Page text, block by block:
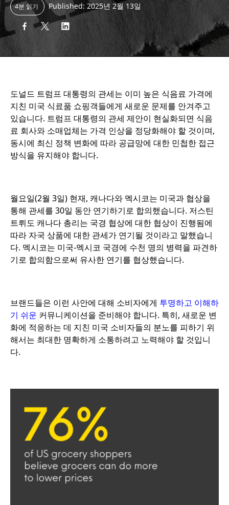
4분 읽기 Published: 2025년 2월 13일
도널드 트럼프 대통령의 관세는 이미 높은 식음료 가격에
지친 미국 식료품 쇼핑객들에게 새로운 문제를 안겨주고
있습니다. 트럼프 대통령의 관세 제안이 현실화되면 식음
료 회사와 소매업체는 가격 인상을 정당화해야 할 것이며,
동시에 최신 정책 변화에 따라 공급망에 대한 민첩한 접근
방식을 유지해야 합니다.
월요일(2월 3일) 현재, 캐나다와 멕시코는 미국과 협상을
통해 관세를 30일 동안 연기하기로 합의했습니다. 저스틴
트뤼도 캐나다 총리는 국경 협상에 대한 협상이 진행됨에
따라 자국 상품에 대한 관세가 연기될 것이라고 말했습니
다. 멕시코는 미국-멕시코 국경에 수천 명의 병력을 파견하
기로 합의함으로써 유사한 연기를 협상했습니다.
브랜드들은 이런 사안에 대해 소비자에게 투명하고 이해하
기 쉬운 커뮤니케이션을 준비해야 합니다. 특히, 새로운 변
화에 적응하는 데 지친 미국 소비자들의 분노를 피하기 위
해서는 최대한 명확하게 소통하려고 노력해야 할 것입니
다.